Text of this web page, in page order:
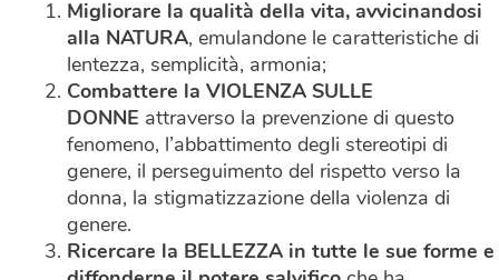
Migliorare la qualità della vita, avvicinandosi
alla NATURA, emulandone le caratteristiche di
lentezza, semplicità, armonia;
Combattere la VIOLENZA SULLE
DONNE attraverso la prevenzione di questo
fenomeno, l’abbattimento degli stereotipi di
genere, il perseguimento del rispetto verso la
donna, la stigmatizzazione della violenza di
genere.
Ricercare la BELLEZZA in tutte le sue forme e